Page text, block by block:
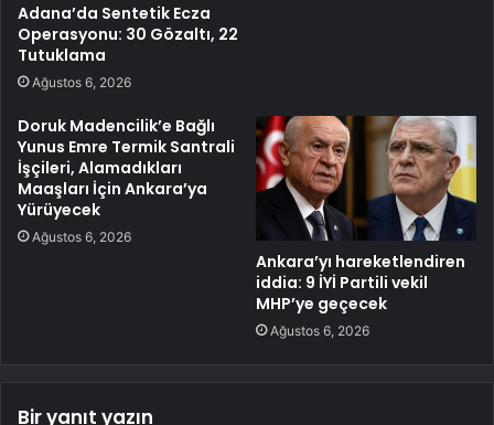
Adana’da Sentetik Ecza
Operasyonu: 30 Gözaltı, 22
Tutuklama
Ağustos 6, 2026
Doruk Madencilik’e Bağlı
Yunus Emre Termik Santrali
İşçileri, Alamadıkları
Maaşları İçin Ankara’ya
Yürüyecek
Ağustos 6, 2026
Ankara’yı hareketlendiren
iddia: 9 İYİ Partili vekil
MHP’ye geçecek
Ağustos 6, 2026
Bir yanıt yazın